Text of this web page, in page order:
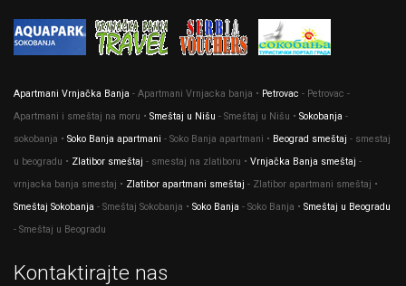
Apartmani Vrnjačka Banja - Apartmani Vrnjacka banja • Petrovac - Petrovac -
Apartmani i smeštaj na moru • Smeštaj u Nišu - Smeštaj u Nišu • Sokobanja -
sokobanja • Soko Banja apartmani - Soko Banja apartmani • Beograd smeštaj - smestaj
u beogradu • Zlatibor smeštaj - smestaj na zlatiboru • Vrnjačka Banja smeštaj -
vrnjacka banja smestaj • Zlatibor apartmani smeštaj - Zlatibor apartmani smeštaj •
Smeštaj Sokobanja - Smeštaj Sokobanja • Soko Banja - Soko Banja • Smeštaj u Beogradu
- Smeštaj u Beogradu
Kontaktirajte nas